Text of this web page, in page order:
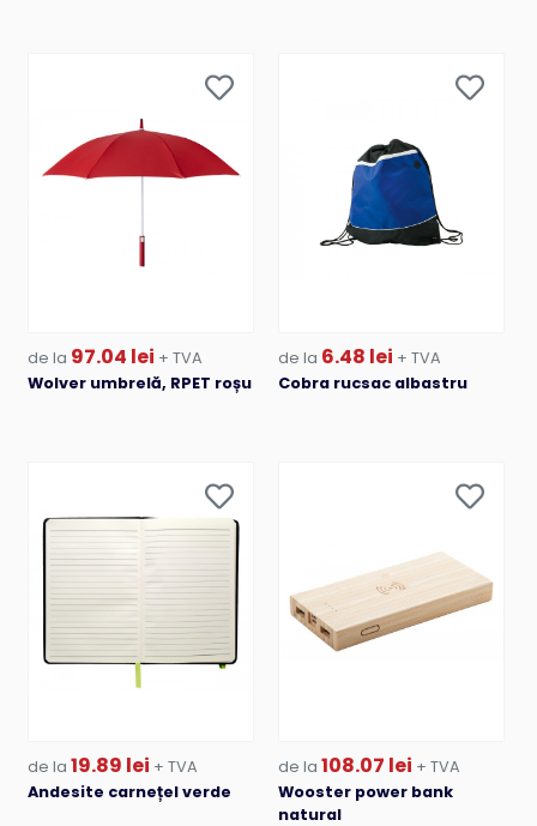
de la 97.04 lei + TVA
Wolver umbrelă, RPET roșu
de la 6.48 lei + TVA
Cobra rucsac albastru
de la 19.89 lei + TVA
Andesite carnețel verde
de la 108.07 lei + TVA
Wooster power bank
natural